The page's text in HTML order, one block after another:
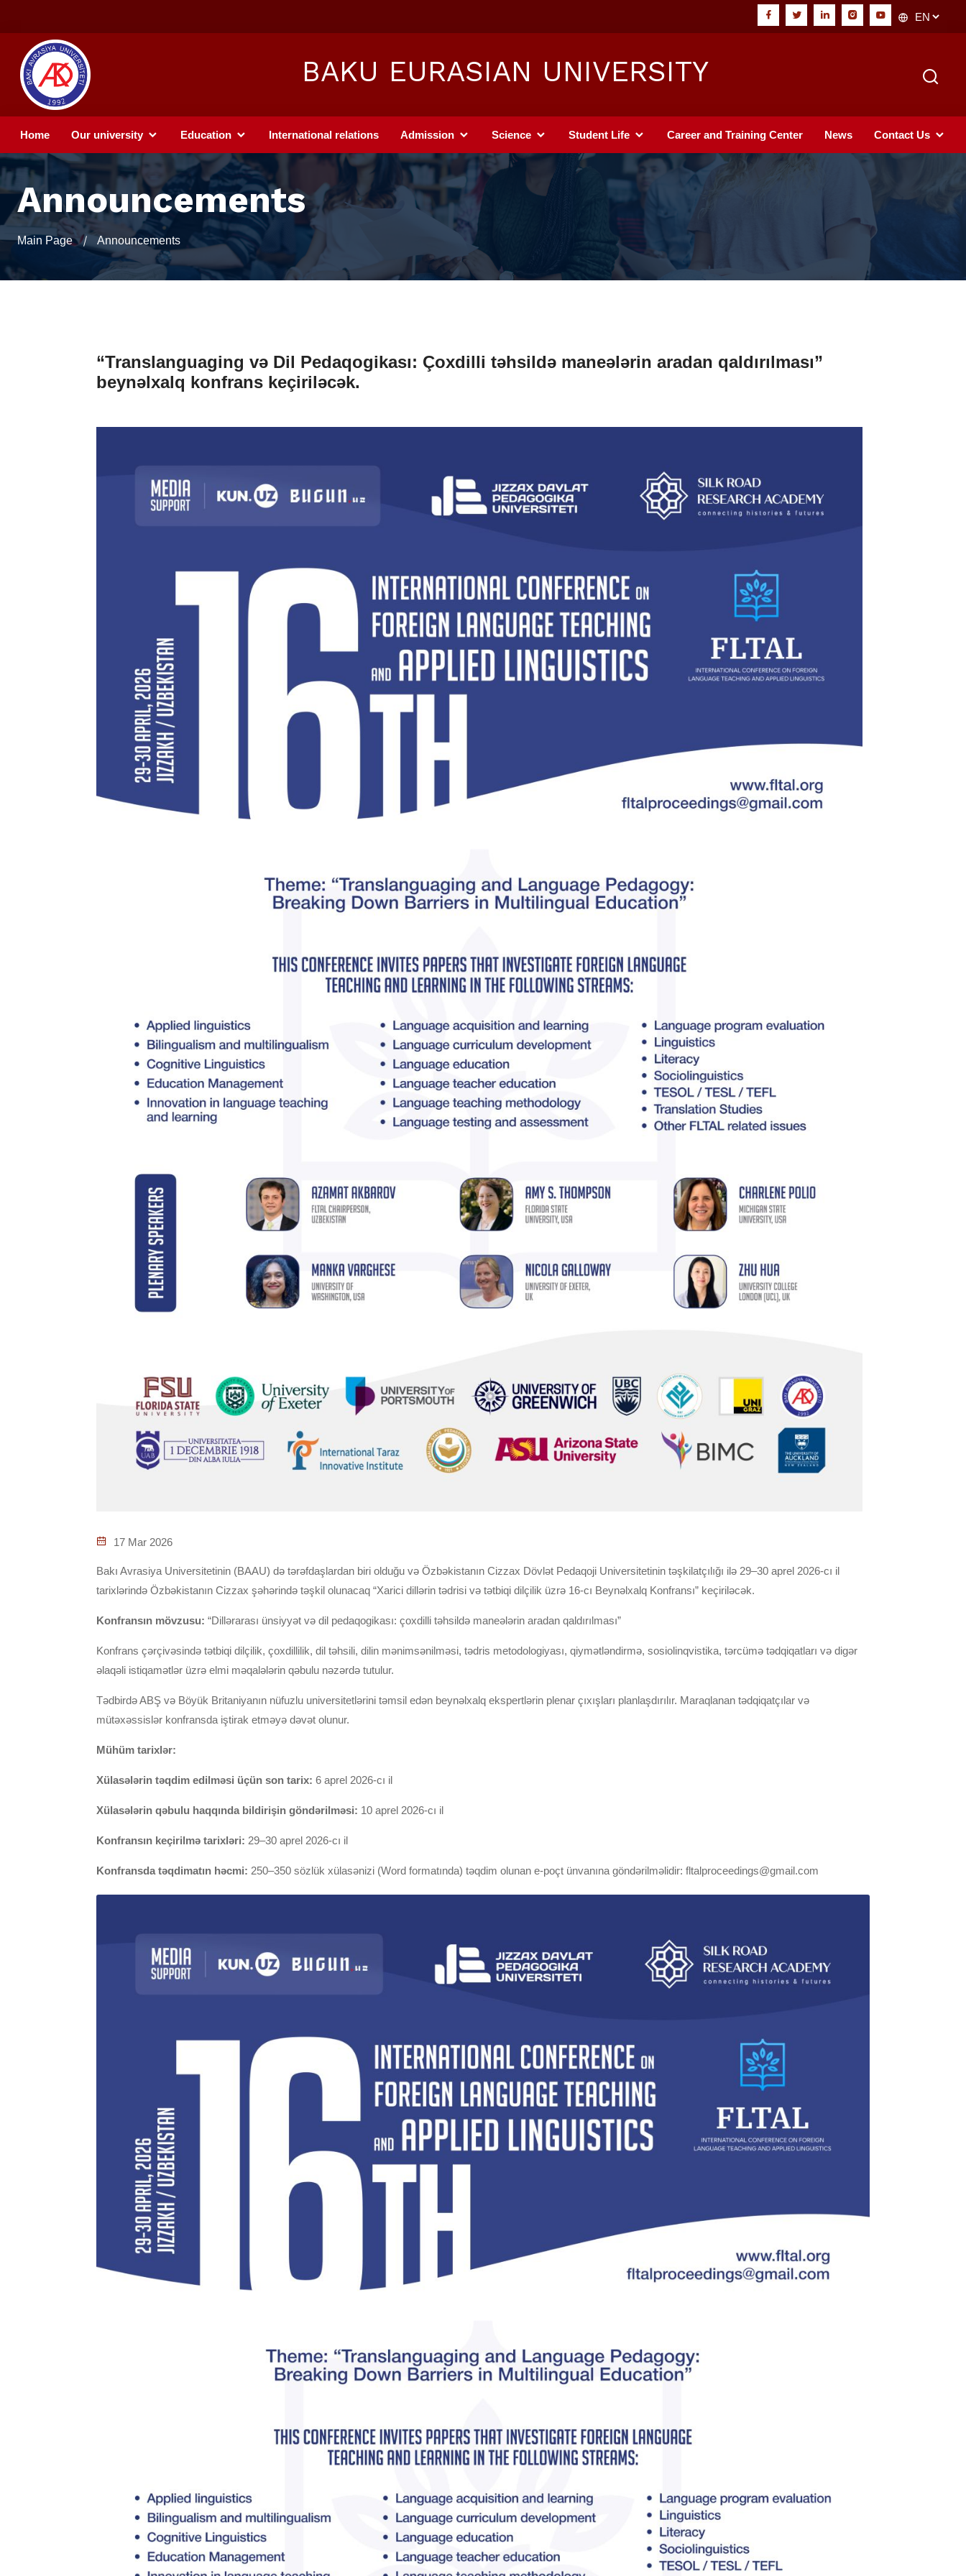
BAKU EURASIAN UNIVERSITY
Home Our university Education International relations Admission Science Student Life Career and Training Center News Contact Us
Announcements
Main Page Announcements
“Translanguaging və Dil Pedaqogikası: Çoxdilli təhsildə maneələrin aradan qaldırılması”
beynəlxalq konfrans keçiriləcək.
17 Mar 2026
Bakı Avrasiya Universitetinin (BAAU) də tərəfdaşlardan biri olduğu və Özbəkistanın Cizzax Dövlət Pedaqoji Universitetinin təşkilatçılığı ilə 29–30 aprel 2026-cı il
tarixlərində Özbəkistanın Cizzax şəhərində təşkil olunacaq “Xarici dillərin tədrisi və tətbiqi dilçilik üzrə 16-cı Beynəlxalq Konfransı” keçiriləcək.
Konfransın mövzusu: “Dillərarası ünsiyyət və dil pedaqogikası: çoxdilli təhsildə maneələrin aradan qaldırılması”
Konfrans çərçivəsində tətbiqi dilçilik, çoxdillilik, dil təhsili, dilin mənimsənilməsi, tədris metodologiyası, qiymətləndirmə, sosiolinqvistika, tərcümə tədqiqatları və digər
əlaqəli istiqamətlər üzrə elmi məqalələrin qəbulu nəzərdə tutulur.
Tədbirdə ABŞ və Böyük Britaniyanın nüfuzlu universitetlərini təmsil edən beynəlxalq ekspertlərin plenar çıxışları planlaşdırılır. Maraqlanan tədqiqatçılar və
mütəxəssislər konfransda iştirak etməyə dəvət olunur.
Mühüm tarixlər:
Xülasələrin təqdim edilməsi üçün son tarix: 6 aprel 2026-cı il
Xülasələrin qəbulu haqqında bildirişin göndərilməsi: 10 aprel 2026-cı il
Konfransın keçirilmə tarixləri: 29–30 aprel 2026-cı il
Konfransda təqdimatın həcmi: 250–350 sözlük xülasənizi (Word formatında) təqdim olunan e-poçt ünvanına göndərilməlidir: fltalproceedings@gmail.com